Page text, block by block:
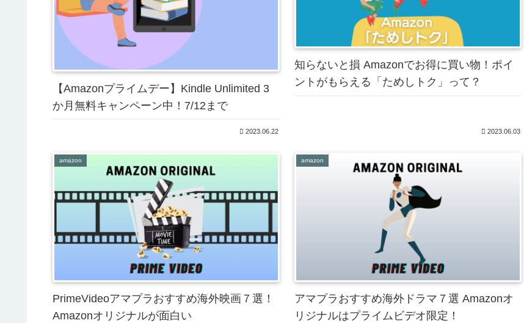
【Amazonプライムデー】Kindle Unlimited 3
か月無料キャンペーン中！7/12まで
2023.06.22
知らないと損 Amazonでお得に買い物！ポイ
ントがもらえる「ためしトク」って？
2023.06.03
amazon
PrimeVideoアマプラおすすめ海外映画７選！
Amazonオリジナルが面白い
amazon
アマプラおすすめ海外ドラマ７選 Amazonオ
リジナルはプライムビデオ限定！